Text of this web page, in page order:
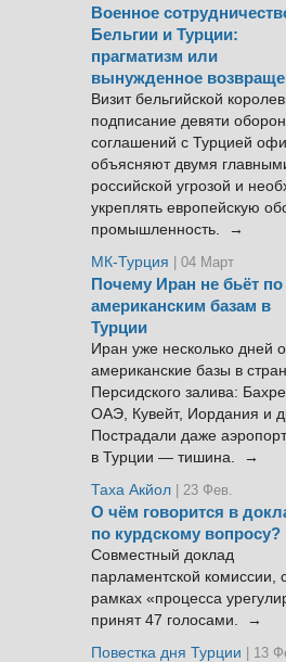
Военное
Бельгии и Турции:
прагматизм или
вынужденное
Визит бельгийской
подписание девяти
соглашений с Турцией
объясняют двумя
российской угрозой и
укреплять европейскую
промышленность. →
МК-Турция
| 04 Март
Почему Иран не бьёт по
американским базам в
Турции
Иран уже несколько дней
американские базы в
Персидского залива:
ОАЭ, Кувейт, Иордания и
Пострадали даже
в Турции — тишина. →
Таха Акйол | 23 Фев.
О чём говорится в
по курдскому вопросу?
Совместный доклад
парламентской комиссии,
рамках «процесса
принят 47 голосами. →
Повестка дня Турции
| 13